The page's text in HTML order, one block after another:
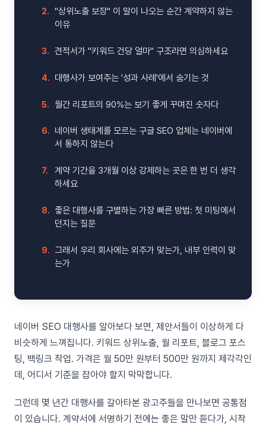
2.
"상위노출 보장" 이 말이 나오는 순간 계약하지 않는
이유
3. 견적서가 "키워드 건당 얼마" 구조라면 의심하세요
4. 대행사가 보여주는 '성과 사례'에서 숨기는 것
5. 월간 리포트의 90%는 보기 좋게 꾸며진 숫자다
6. 네이버 생태계를 모르는 구글 SEO 업체는 네이버에
서 통하지 않는다
7.
계약 기간을 3개월 이상 강제하는 곳은 한 번 더 생각
하세요
8. 좋은 대행사를 구별하는 가장 빠른 방법: 첫 미팅에서
던지는 질문
9. 그래서 우리 회사에는 외주가 맞는가, 내부 인력이 맞
는가
네이버 SEO 대행사를 알아보다 보면, 제안서들이 이상하게 다
비슷하게 느껴집니다. 키워드 상위노출, 월 리포트, 블로그 포스
팅, 백링크 작업. 가격은 월 50만 원부터 500만 원까지 제각각인
데, 어디서 기준을 잡아야 할지 막막합니다.
그런데 몇 년간 대행사를 갈아타본 광고주들을 만나보면 공통점
이 있습니다. 계약서에 서명하기 전에는 좋은 말만 듣다가, 시작